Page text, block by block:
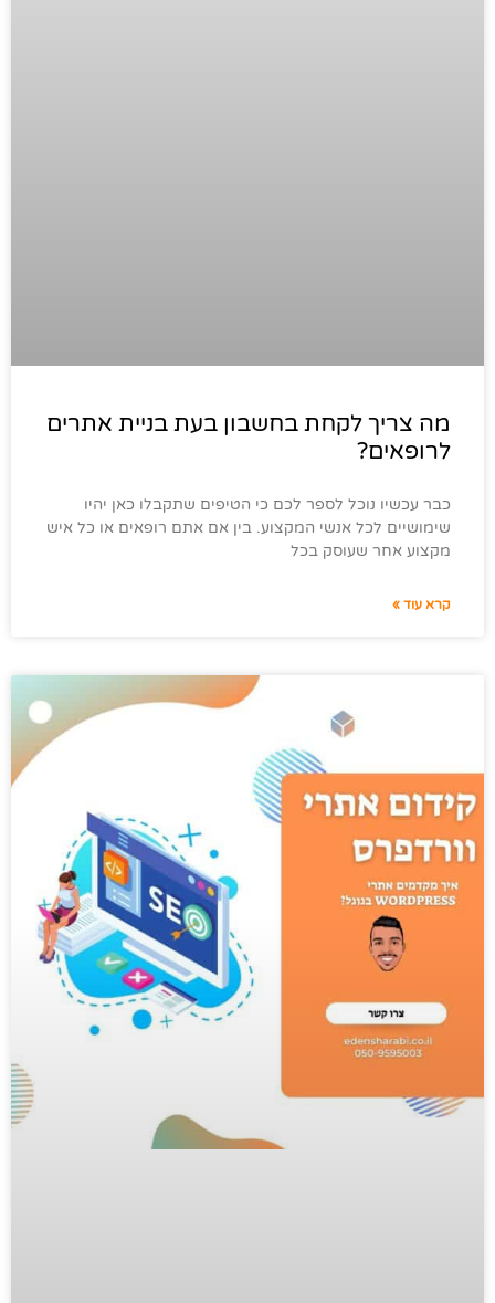
מה צריך לקחת בחשבון בעת בניית אתרים
לרופאים?
כבר עכשיו נוכל לספר לכם כי הטיפים שתקבלו כאן יהיו
שימושיים לכל אנשי המקצוע. בין אם אתם רופאים או כל איש
מקצוע אחר שעוסק בכל
קרא עוד »